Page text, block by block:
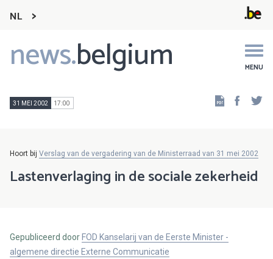
NL
news.belgium MENU
Main
navigation
31 MEI 2002 17:00
Hoort bij Verslag van de vergadering van de Ministerraad van 31 mei 2002
Lastenverlaging in de sociale zekerheid
Gepubliceerd door FOD Kanselarij van de Eerste Minister -
algemene directie Externe Communicatie